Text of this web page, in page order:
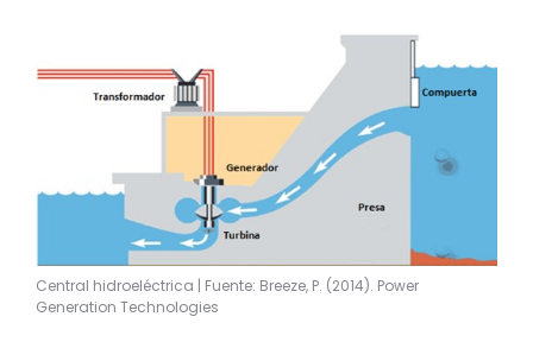
Central hidroeléctrica | Fuente: Breeze, P. (2014). Power
Generation Technologies